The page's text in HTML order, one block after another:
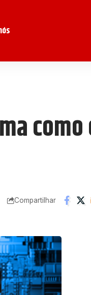
Compartilhar